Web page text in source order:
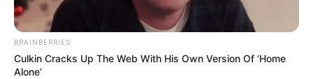
En el resto de la ciudad también se presentarán cierres
son:
BRAINBERRIES
Culkin Cracks Up The Web With His Own Version Of ‘Home
Alone’